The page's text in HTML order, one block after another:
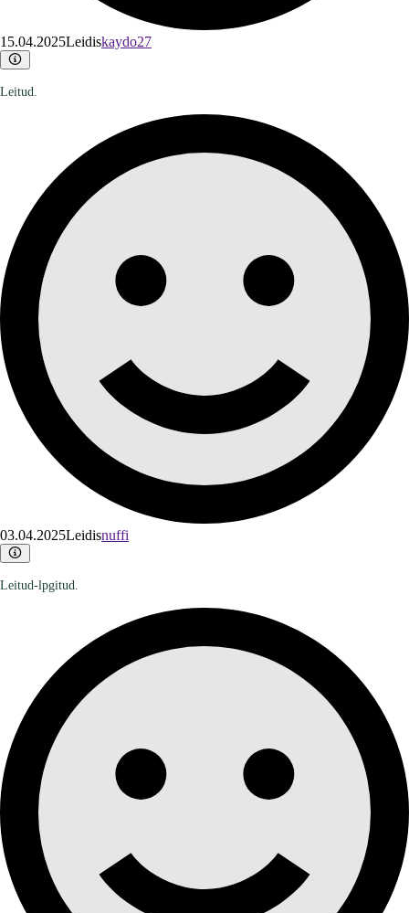
15.04.2025Leidiskaydo27
Leitud.
03.04.2025Leidisnuffi
Leitud-lpgitud.